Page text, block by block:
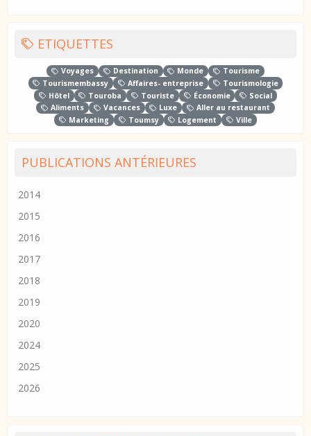
ETIQUETTES
Voyages Destination Monde
Tourisme
Tourismembassy
Affaires- entreprise
Tourismologie
Hôtel
Touroba Touriste Économie
Social
Aliments
Vacances Luxe
Aller au restaurant
Marketing
Toumsy Logement Ville
PUBLICATIONS ANTÉRIEURES
2014
2015
2016
2017
2018
2019
2020
2024
2025
2026